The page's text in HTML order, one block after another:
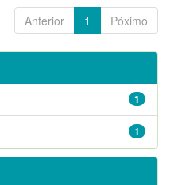
Anterior 1 Póximo
1
1